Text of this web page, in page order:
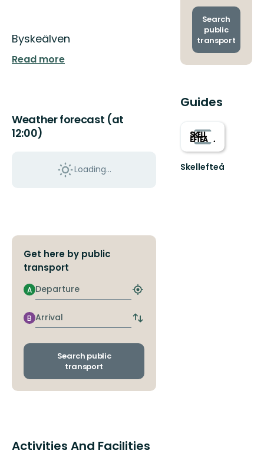
Description
Byskeälven
Read more
Weather forecast (at
12:00)
Loading...
Get here by public
transport
Departure
A
Find
stop
Arrival
B
Switch
and
Search public
transport
Activities And Facilities
and
Search
public
transport
Guides
Skellefteå